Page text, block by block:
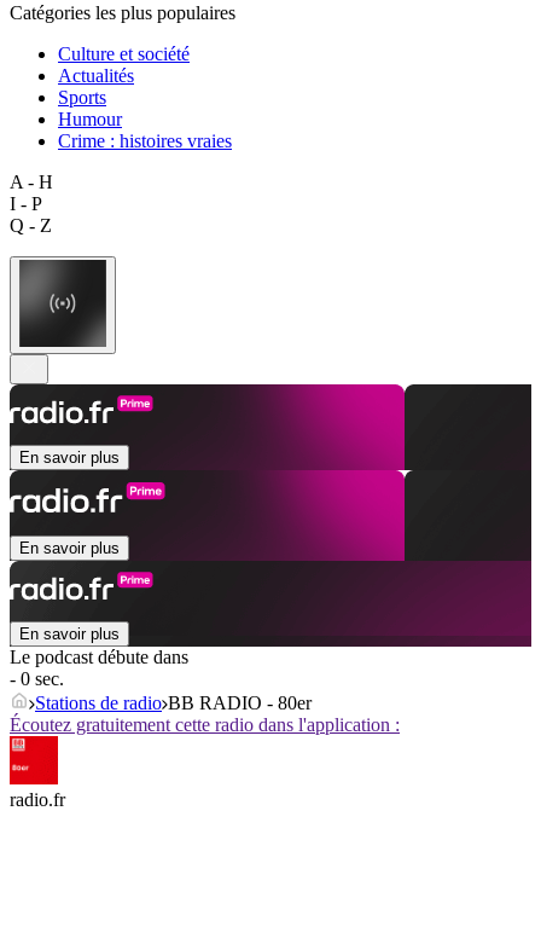
Catégories les plus populaires
Culture et société
Actualités
Sports
Humour
Crime : histoires vraies
A - H
I - P
Q - Z
En savoir plus
En savoir plus
En savoir plus
Le podcast débute dans
- 0 sec.
Stations de radio BB RADIO - 80er
Écoutez gratuitement cette radio dans l'application :
radio.fr